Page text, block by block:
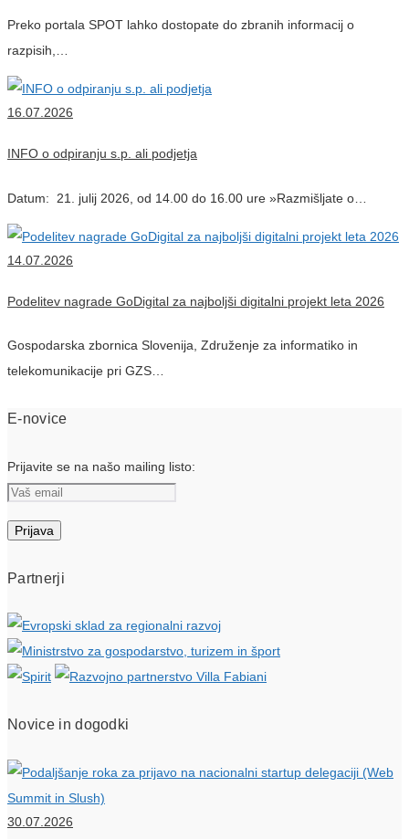
Preko portala SPOT lahko dostopate do zbranih informacij o
razpisih,…
16.07.2026
INFO o odpiranju s.p. ali podjetja
Datum: 21. julij 2026, od 14.00 do 16.00 ure »Razmišljate o…
14.07.2026
Podelitev nagrade GoDigital za najboljši digitalni projekt leta 2026
Gospodarska zbornica Slovenija, Združenje za informatiko in
telekomunikacije pri GZS…
E-novice
Prijavite se na našo mailing listo:
Partnerji
Novice in dogodki
30.07.2026